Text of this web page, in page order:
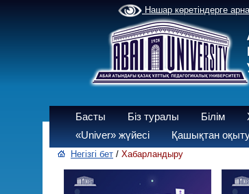
Нашар көретіндерге
Басты Біз туралы Білім
«Univer» жүйесі
Қашықтан
Негізгі бет / Хабарландыру